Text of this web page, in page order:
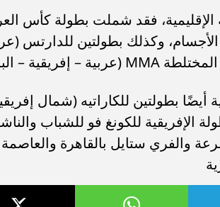
الإقليمية، فقد شملت بطولة كأس
وكذلك بطولتين للدارتس
أيضًا بطولتين للكاراتيه (شمال
الإفريقية للكونغ فو للشباب
والفري ستايل بالقاهرة